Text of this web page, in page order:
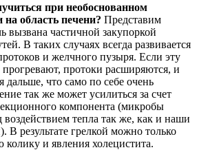
при необоснованном
область печени? Представим
вызвана частичной закупоркой
В таких случаях всегда развивается
и желчного пузыря. Если эту
прогревают, протоки расширяются, и
дальше, что само по себе очень
так же может усилиться за счет
компонента (микробы
воздействием тепла так же, как и наши
В результате грелкой можно только
колику и явления холецистита.